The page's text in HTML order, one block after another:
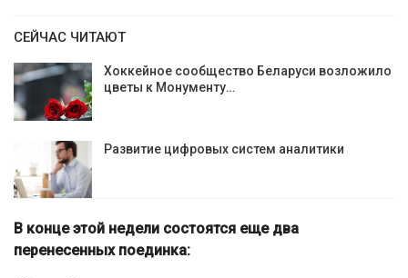
СЕЙЧАС ЧИТАЮТ
Хоккейное сообщество Беларуси возложило
цветы к Монументу…
Развитие цифровых систем аналитики
В конце этой недели состоятся еще два
перенесенных поединка: